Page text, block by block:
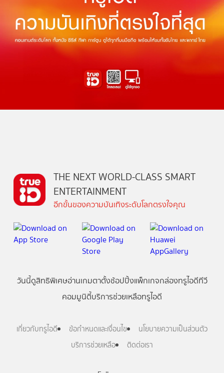
THE NEXT WORLD-CLASS SMART
ENTERTAINMENT
อีกขั้นของความบันเทิงระดับโลกตรงใจคุณ
วันนี้ดูสิทธิพิเศษอ่านเกมตาตั้งช้อปปิ้งแพ็กเกจกล่องทรูไอดีทีวี
คอมมูนิตี้บริการช่วยเหลือทรูไอดี
เกี่ยวกับทรูไอดี ข้อกำหนดและเงื่อนไข
นโยบายความเป็นส่วนตัว
บริการช่วยเหลือ
ติดต่อเรา